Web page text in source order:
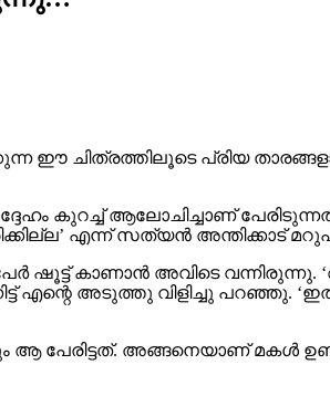
ഈ ചിത്രത്തിലൂടെ പ്രിയ
കുറച്ച് ആലോചിച്ചാണ്
എന്ന് സത്യൻ അന്തിക്കാട്
ഷൂട്ട് കാണാൻ അവിടെ വന്നിരുന്നു.
എന്റെ അടുത്തു വിളിച്ചു പറഞ്ഞു.
ആ പേരിട്ടത്. അങ്ങനെയാണ് മകൾ